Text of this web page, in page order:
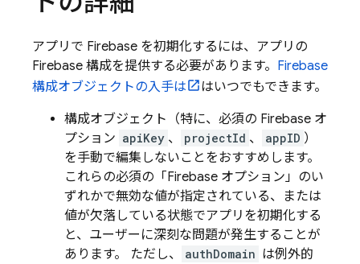
アプリで Firebase を初期化するには、アプリの
Firebase 構成を提供する必要があります。 Firebase
構成オブジェクトの入手は
はいつでもできます。
構成オブジェクト（特に、必須の Firebase オ
プション apiKey 、 projectId 、 appID ）
を手動で編集しないことをおすすめします。
これらの必須の「Firebase オプション」のい
ずれかで無効な値が指定されている、または
値が欠落している状態でアプリを初期化する
と、ユーザーに深刻な問題が発生することが
あります。 ただし、
authDomain は例外的